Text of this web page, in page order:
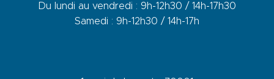
Du lundi au vendredi : 9h-12h30 / 14h-17h30
Samedi : 9h-12h30 / 14h-17h